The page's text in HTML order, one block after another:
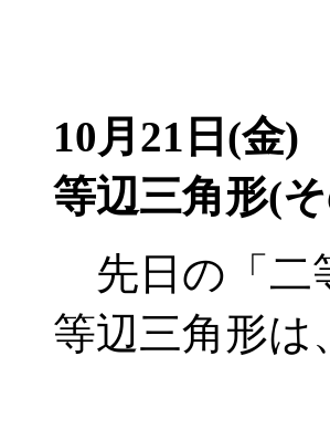
10月21日(金)
等辺三角形(
先日の「二
等辺三角形は